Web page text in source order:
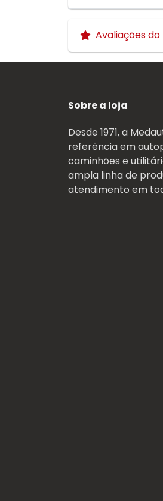
Avaliações
Sobre a loja
Desde 1971, a
referência em
caminhões e
ampla linha de
atendimento em